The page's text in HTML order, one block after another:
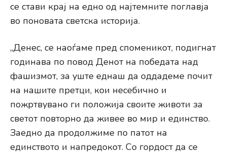
се стави крај на едно од најтемните поглавја
во поновата светска историја.
„Денес, се наоѓаме пред споменикот, подигнат
годинава по повод Денот на победата над
фашизмот, за уште еднаш да оддадеме почит
на нашите претци, кои несебично и
пожртвувано ги положија своите животи за
светот повторно да живее во мир и единство.
Заедно да продолжиме по патот на
единството и напредокот. Со гордост да се